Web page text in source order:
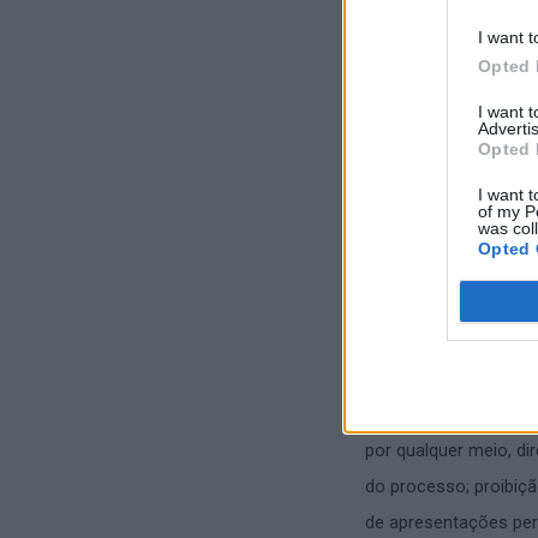
I want
Opted
I want
Opted
I want
of my
was
Opted
financeiros
maioritariamente
No âmbito desta
nacional, no decurso
Posteriormente,
Reino Unido, em
uma em França e
O detido, cidadão
por qualquer meio,
do processo;
de apresentações